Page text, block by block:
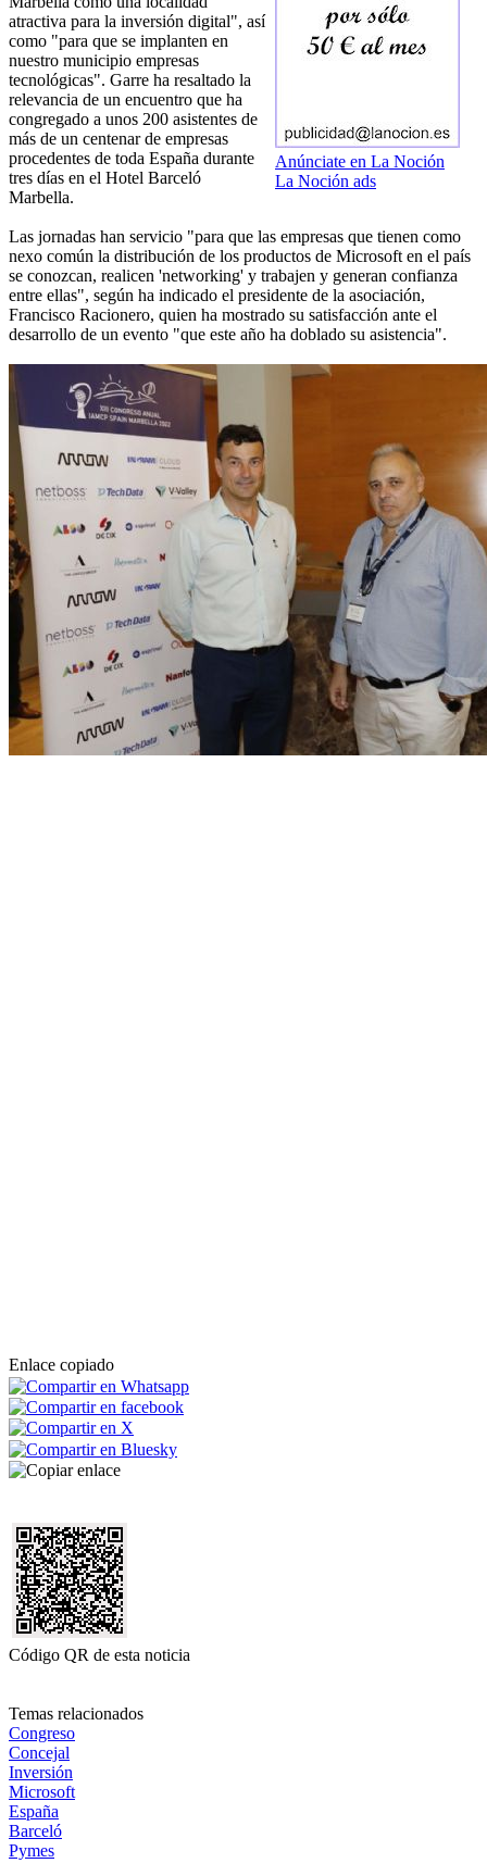
Anúnciate en La Noción
La Noción ads
atractiva para la inversión digital", así
como "para que se implanten en
nuestro municipio empresas
tecnológicas". Garre ha resaltado la
relevancia de un encuentro que ha
congregado a unos 200 asistentes de
más de un centenar de empresas
procedentes de toda España durante
tres días en el Hotel Barceló
Marbella.
Las jornadas han servicio "para que las empresas que tienen como
nexo común la distribución de los productos de Microsoft en el país
se conozcan, realicen 'networking' y trabajen y generan confianza
entre ellas", según ha indicado el presidente de la asociación,
Francisco Racionero, quien ha mostrado su satisfacción ante el
desarrollo de un evento "que este año ha doblado su asistencia".
Enlace copiado
Código QR de esta noticia
Temas relacionados
Congreso
Concejal
Inversión
Microsoft
España
Barceló
Pymes